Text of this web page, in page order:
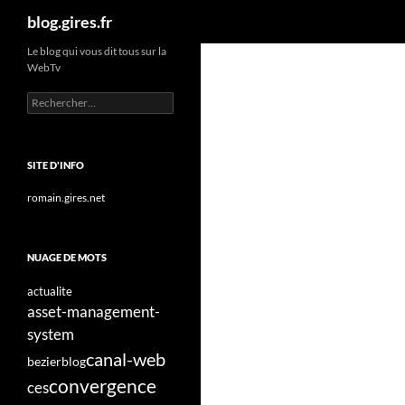
Aller
contenu
blog.gires.fr
Le blog qui vous dit tous sur la
WebTv
Rechercher :
SITE D'INFO
romain.gires.net
NUAGE DE MOTS
actualite
asset-management-
system
bezierblogcanal-web
cesconvergence